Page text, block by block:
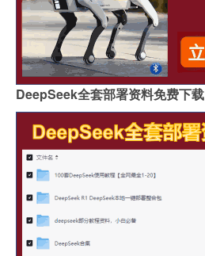
DeepSeek全套部署资料免费下载